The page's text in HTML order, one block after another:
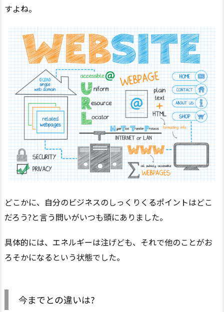
すよね。
どこかに、自分のビジネスのしっくりくるポイントはどこ
だろう?と言う問いがいつも頭にありました。
具体的には、エネルギーは注げども、それで他のことがお
ろそかになるという状態でした。
今までとの違いは?